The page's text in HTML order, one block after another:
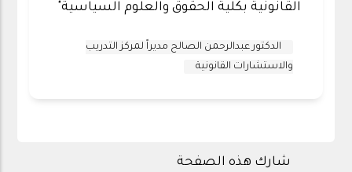
القانونية بكلية الحقوق والعلوم السياسية"
الدكتور عبدالرحمن الصالح مديراً لمركز التدريب
والاستشارات القانونية
شارك هذه الصفحة